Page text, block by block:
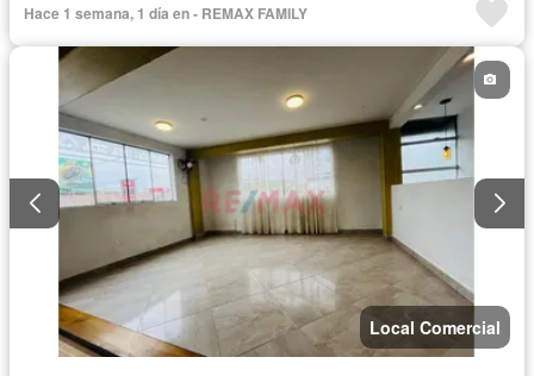
Hace 1 semana, 1 día en - REMAX FAMILY
Local Comercial